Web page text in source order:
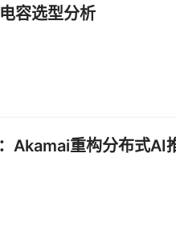
容选型分析
Akamai重构分布式AI